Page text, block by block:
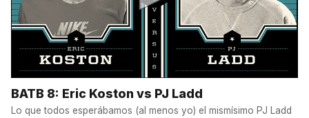
BATB 8: Eric Koston vs PJ Ladd
Lo que todos esperábamos (al menos yo) el mismísimo PJ Ladd